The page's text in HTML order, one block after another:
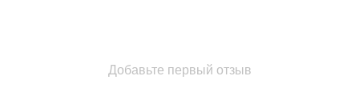
Добавьте первый отзыв